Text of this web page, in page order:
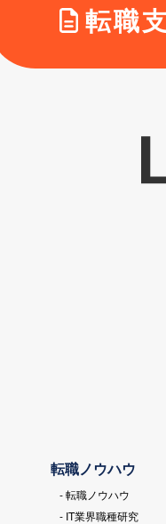
転職
転職ノウハウ
- 転職ノウハウ
- IT業界職種研究